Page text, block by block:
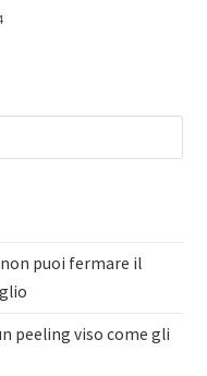
non puoi fermare il
peeling viso come gli